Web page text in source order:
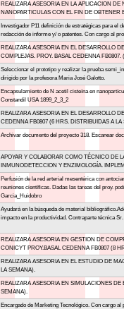
REALIZARA ASESORIA EN LA APLICACION
NANOPARTICULAS CON EL FIN DE OBTENER
Investigador P11 definición de estratégicas para el
redacción de informe y/ o patentes. Con cargo al
REALIZARA ASESORIA EN EL DESARROLLO
COMPLEJAS. PROY. BASAL CEDENNA
Seleccionar el prototipo y realizar la prueba
dirigido por la profesora Maria José Galotto.
Encapsulamiento de N acetil cisteína en
Constandil USA 1899_2_3_2
REALIZARA ASESORIA EN EL DESARROLLO
CEDENNA FB0807 (6 HRS. DISTRIBUIDAS A LA
Archivar documento del proyecto 318. Escanear
APOYAR Y COLABORAR COMO TÉCNICO DE
INMUNODETECCION Y ENZIMOLOGÍA.
Perfusión de la red arterial mesentérica con
reuniones científicas. Dadas las tareas del proy.
Garcia_Huidobro
Ayudará en la búsqueda de material
impacto en la productividad. Contraparte técnica
REALIZARA ASESORIA EN GESTION DE
CONICYT PROY.BASAL CEDENNA FB0807 (8
REALIZARA ASESORIA EN EL ESTUDIO DE
LA SEMANA).
REALIZARA ASESORIA EN SIMULACIONES
SEMANA).
Encargado de Marketing Tecnológico. Con cargo